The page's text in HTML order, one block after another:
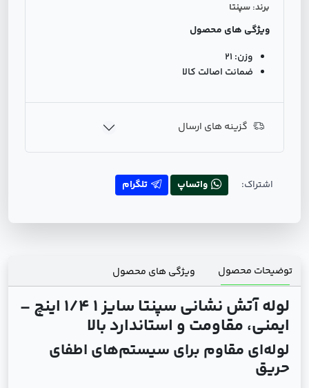
برند: سپنتا
ویژگی های محصول
وزن: 21
ضمانت اصالت کالا
گزینه های ارسال
اشتراک: واتساپ تلگرام
توضیحات محصول ویژگی های محصول
لوله آتش نشانی سپنتا سایز 1 1/4 اینچ –
ایمنی، مقاومت و استاندارد بالا
لوله‌ای مقاوم برای سیستم‌های اطفای
حریق